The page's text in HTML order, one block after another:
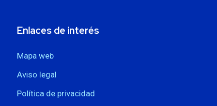
Enlaces de interés
Mapa web
Aviso legal
Política de privacidad